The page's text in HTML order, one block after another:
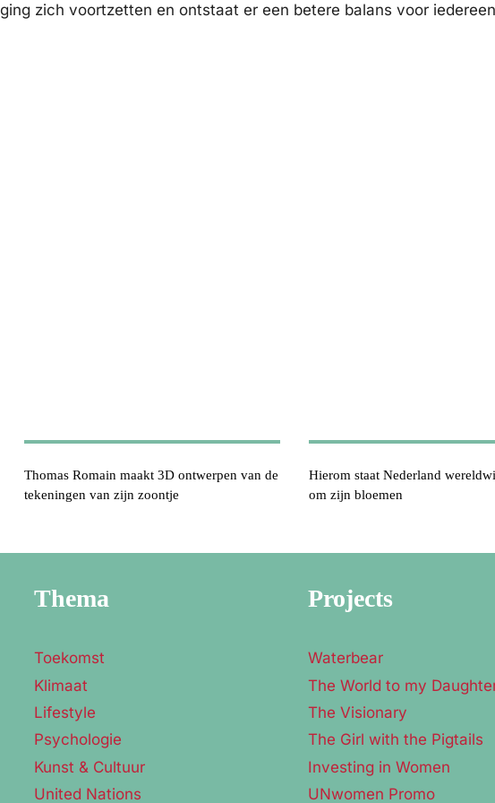
zich voortzetten en ontstaat er een betere balans voor
Thomas Romain maakt 3D ontwerpen van de
tekeningen van zijn zoontje
Hierom staat Nederland
om zijn bloemen
Thema
Toekomst
Klimaat
Lifestyle
Psychologie
Kunst & Cultuur
United Nations
Projects
Waterbear
The World to my
The Visionary
The Girl with the Pigtails
Investing in Women
UNwomen Promo